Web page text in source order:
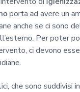
porta ad avere un
anche se ci sono
Per poter
ci devono
che sono suddivisi